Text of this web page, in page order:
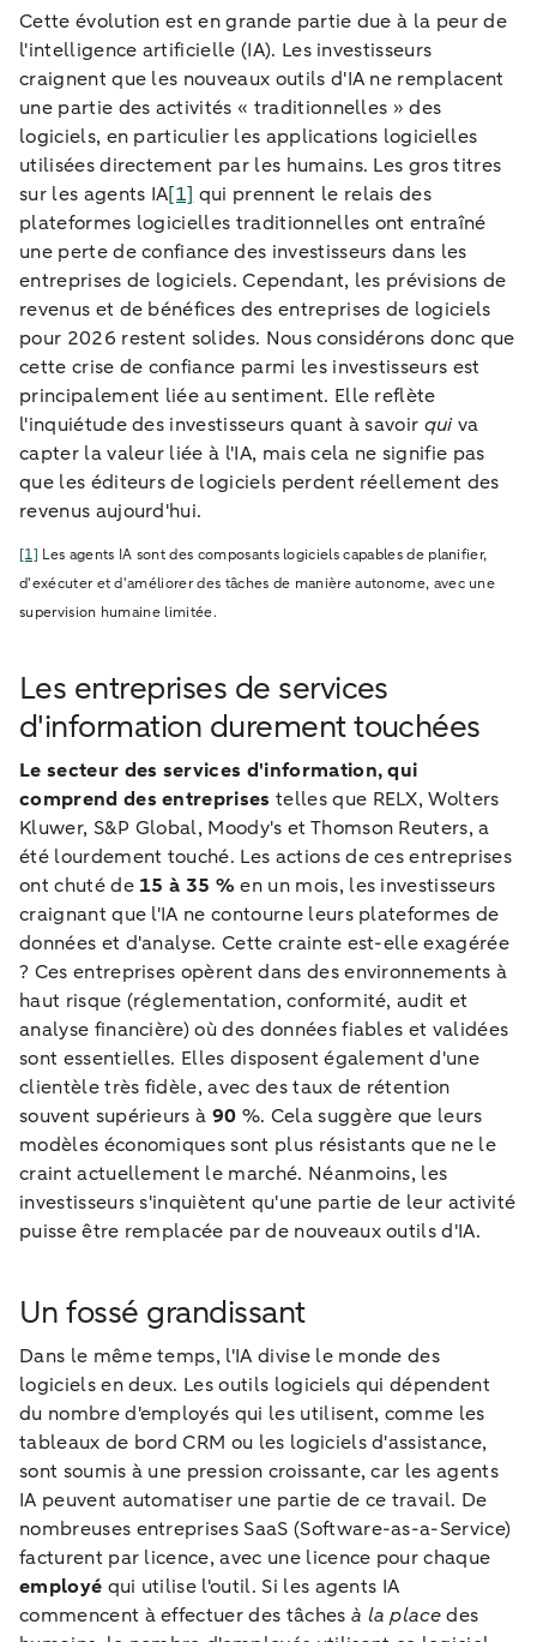
Cette évolution est en grande partie due à la peur de
l'intelligence artificielle (IA). Les investisseurs
craignent que les nouveaux outils d'IA ne remplacent
une partie des activités « traditionnelles » des
logiciels, en particulier les applications logicielles
utilisées directement par les humains. Les gros titres
sur les agents IA[1] qui prennent le relais des
plateformes logicielles traditionnelles ont entraîné
une perte de confiance des investisseurs dans les
entreprises de logiciels. Cependant, les prévisions de
revenus et de bénéfices des entreprises de logiciels
pour 2026 restent solides. Nous considérons donc que
cette crise de confiance parmi les investisseurs est
principalement liée au sentiment. Elle reflète
l'inquiétude des investisseurs quant à savoir quiva
capter la valeur liée à l'IA, mais cela ne signifie pas
que les éditeurs de logiciels perdent réellement des
revenus aujourd'hui.
[1] Les agents IA sont des composants logiciels capables de planifier,
d'exécuter et d'améliorer des tâches de manière autonome, avec une
supervision humaine limitée.
Les entreprises de services
d'information durement touchées
Le secteur des services d'information, qui
comprend des entreprisestelles que RELX, Wolters
Kluwer, S&P Global, Moody's et Thomson Reuters, a
été lourdement touché. Les actions de ces entreprises
ont chuté de15 à 35 %en un mois, les investisseurs
craignant que l'IA ne contourne leurs plateformes de
données et d'analyse. Cette crainte est-elle exagérée
? Ces entreprises opèrent dans des environnements à
haut risque (réglementation, conformité, audit et
analyse financière) où des données fiables et validées
sont essentielles. Elles disposent également d'une
clientèle très fidèle, avec des taux de rétention
souvent supérieurs à 90 %. Cela suggère que leurs
modèles économiques sont plus résistants que ne le
craint actuellement le marché. Néanmoins, les
investisseurs s'inquiètent qu'une partie de leur activité
puisse être remplacée par de nouveaux outils d'IA.
Un fossé grandissant
Dans le même temps, l'IA divise le monde des
logiciels en deux. Les outils logiciels qui dépendent
du nombre d'employés qui les utilisent, comme les
tableaux de bord CRM ou les logiciels d'assistance,
sont soumis à une pression croissante, car les agents
IA peuvent automatiser une partie de ce travail. De
nombreuses entreprises SaaS (Software-as-a-Service)
facturent par licence, avec une licence pour chaque
employé qui utilise l'outil. Si les agents IA
commencent à effectuer des tâches à la placedes